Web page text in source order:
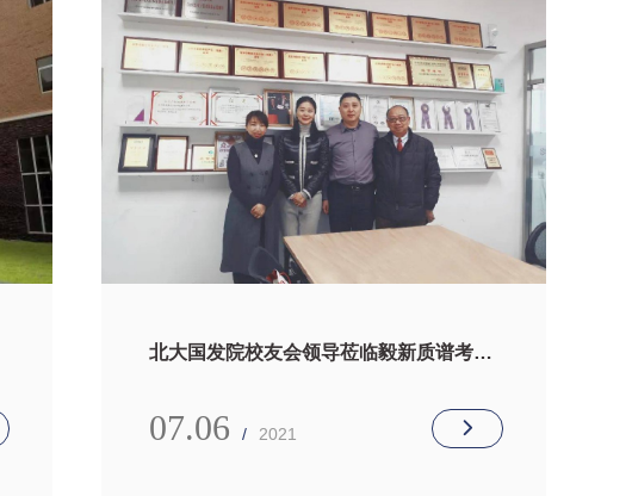
北大国发院校友会领导莅临毅新质谱考察
07.06 / 2021